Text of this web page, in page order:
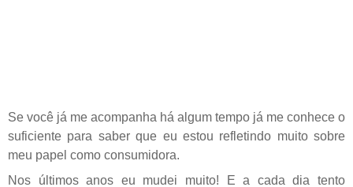
Se você já me acompanha há algum tempo já me conhece o
suficiente para saber que eu estou refletindo muito sobre
meu papel como consumidora.
Nos últimos anos eu mudei muito! E a cada dia tento